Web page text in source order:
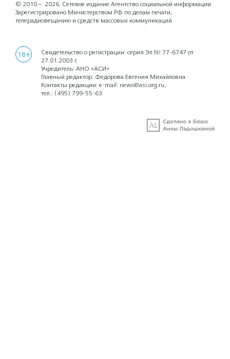
© 2010 – 2026. Сетевое издание Агентство социальной информации
Зарегистрировано Министерством РФ по делам печати,
телерадиовещанию и средств массовых коммуникаций
18+
Свидетельство о регистрации: серия Эл № 77-6747 от
27.01.2003 г.
Учредитель: АНО «АСИ»
Главный редактор: Федорова Евгения Михайловна
Контакты редакции: e-mail: news@asi.org.ru,
тел.: (495) 799-55-63